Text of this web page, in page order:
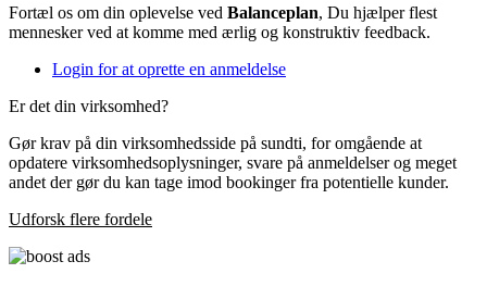
Fortæl os om din oplevelse ved Balanceplan, Du hjælper flest
mennesker ved at komme med ærlig og konstruktiv feedback.
Login for at oprette en anmeldelse
Er det din virksomhed?
Gør krav på din virksomhedsside på sundti, for omgående at
opdatere virksomhedsoplysninger, svare på anmeldelser og meget
andet der gør du kan tage imod bookinger fra potentielle kunder.
Udforsk flere fordele